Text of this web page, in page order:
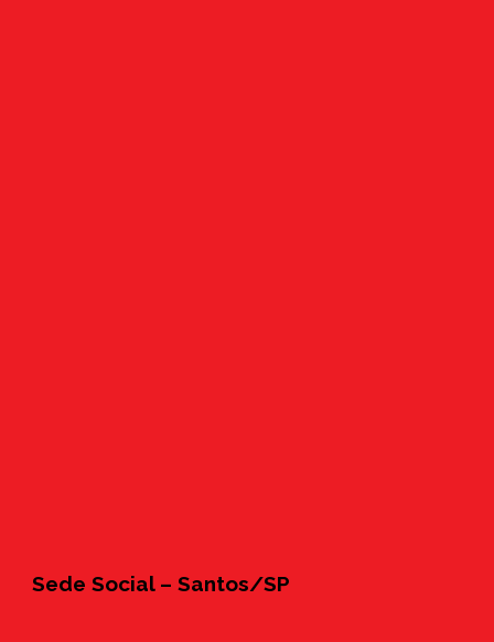
Sede Social – Santos/SP